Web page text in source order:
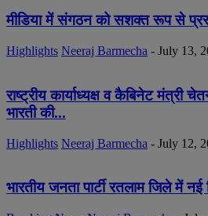
मीडिया में संगठन को सशक्त रूप से
Highlights Neeraj Barmecha - July 13,
राष्ट्रीय कार्याध्यक्ष व कैबिनेट मंत्री
भारती की...
Highlights Neeraj Barmecha - July 12,
भारतीय जनता पार्टी रतलाम जिले में नई